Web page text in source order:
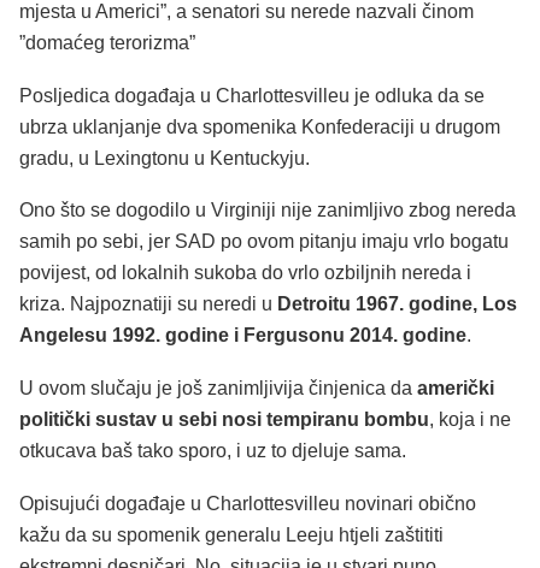
mjesta u Americi”, a senatori su nerede nazvali činom
”domaćeg terorizma”
Posljedica događaja u Charlottesvilleu je odluka da se
ubrza uklanjanje dva spomenika Konfederaciji u drugom
gradu, u Lexingtonu u Kentuckyju.
Ono što se dogodilo u Virginiji nije zanimljivo zbog nereda
samih po sebi, jer SAD po ovom pitanju imaju vrlo bogatu
povijest, od lokalnih sukoba do vrlo ozbiljnih nereda i
kriza. Najpoznatiji su neredi u Detroitu 1967. godine, Los
Angelesu 1992. godine i Fergusonu 2014. godine.
U ovom slučaju je još zanimljivija činjenica da američki
politički sustav u sebi nosi tempiranu bombu, koja i ne
otkucava baš tako sporo, i uz to djeluje sama.
Opisujući događaje u Charlottesvilleu novinari obično
kažu da su spomenik generalu Leeju htjeli zaštititi